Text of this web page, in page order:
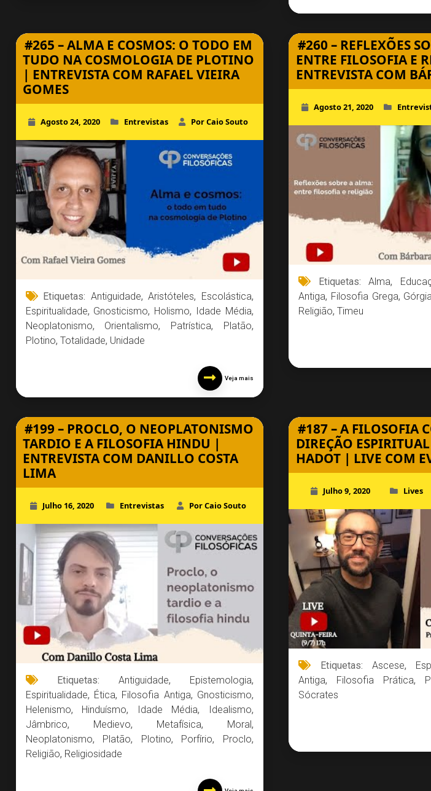
#265 – ALMA E COSMOS: O TODO EM
TUDO NA COSMOLOGIA DE PLOTINO
| ENTREVISTA COM RAFAEL VIEIRA
GOMES
Agosto 24, 2020 Entrevistas Por Caio Souto
Etiquetas: Antiguidade,Aristóteles, Escolástica,
Espiritualidade, Gnosticismo, Holismo, Idade Média,
Neoplatonismo, Orientalismo, Patrística, Platão,
Plotino, Totalidade, Unidade
Veja mais
#260 – REFLEXÕES
ENTRE FILOSOFIA E
ENTREVISTA COM
Agosto 21, 2020
Etiquetas:Alma,
Antiga, Filosofia Grega,
Religião,Timeu
#199 – PROCLO, O NEOPLATONISMO
TARDIO E A FILOSOFIA HINDU |
ENTREVISTA COM DANILLO COSTA
LIMA
Julho 16, 2020 Entrevistas Por Caio Souto
Etiquetas: Antiguidade, Epistemologia,
Espiritualidade, Ética, Filosofia Antiga, Gnosticismo,
Helenismo, Hinduísmo, Idade Média, Idealismo,
Jâmbrico, Medievo, Metafísica, Moral,
Neoplatonismo, Platão, Plotino, Porfírio, Proclo,
Religião, Religiosidade
#187 – A FILOSOFIA
DIREÇÃO
HADOT | LIVE COM
Julho 9, 2020 Lives
Etiquetas: Ascese,
Antiga, Filosofia Prática,
Sócrates